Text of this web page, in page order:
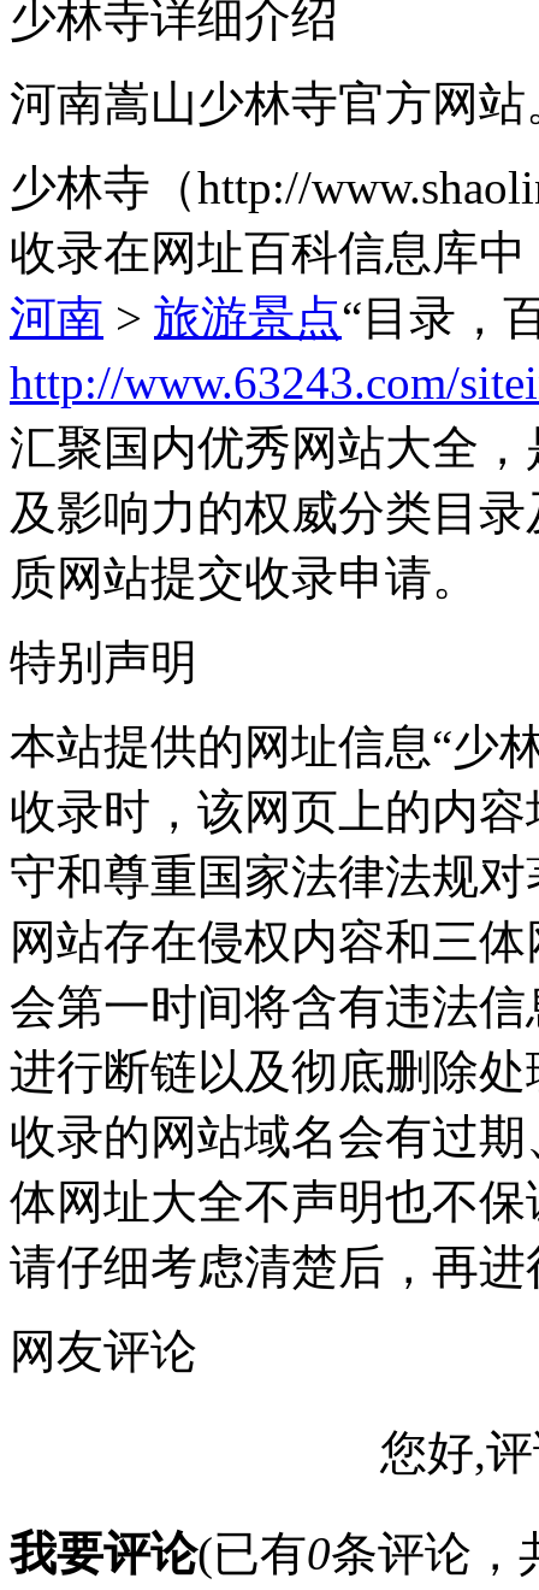
少林寺详细介绍
河南嵩山少林寺官方网站
少林寺（http://
收录在网址百科信息库
河南 > 旅游景点“目录，
http://www.63243.com/
汇聚国内优秀网站大全
及影响力的权威分类目
质网站提交收录申请。
特别声明
本站提供的网址信息“少
收录时，该网页上的内
守和尊重国家法律法规
网站存在侵权内容和三
会第一时间将含有违法
进行断链以及彻底删除
收录的网站域名会有过
体网址大全不声明也不
请仔细考虑清楚后，再
网友评论
您好,
我要评论(已有0条评论，